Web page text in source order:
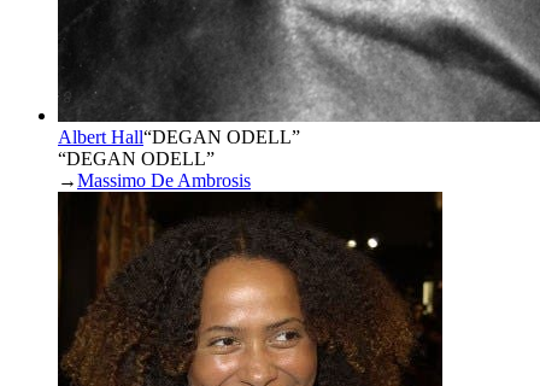
Albert Hall“DEGAN ODELL”
“DEGAN ODELL”
→Massimo De Ambrosis